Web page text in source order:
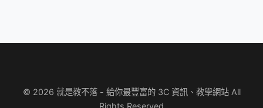
© 2026 就是教不落 - 給你最豐富的 3C 資訊、教學網站 All